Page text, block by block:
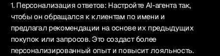
1. Персонализация ответов: Настройте AI-агента так,
чтобы он обращался к клиентам по имени и
предлагал рекомендации на основе их предыдущих
покупок или запросов. Это создаст более
персонализированный опыт и повысит лояльность.